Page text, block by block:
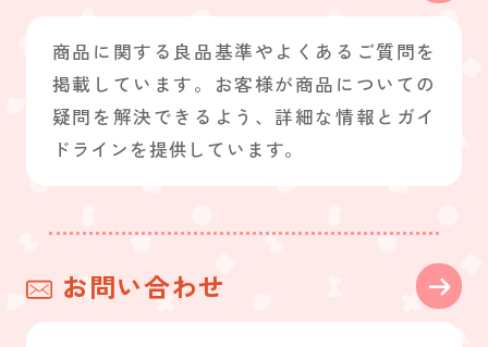
商品に関する良品基準やよくあるご質問を
掲載しています。お客様が商品についての
疑問を解決できるよう、詳細な情報とガイ
ドラインを提供しています。
お問い合わせ